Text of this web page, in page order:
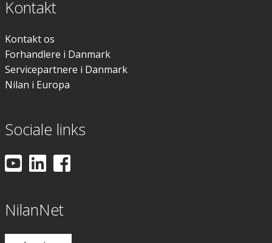
Kontakt
Kontakt os
Forhandlere i Danmark
Servicepartnere i Danmark
Nilan i Europa
Sociale links
NilanNet